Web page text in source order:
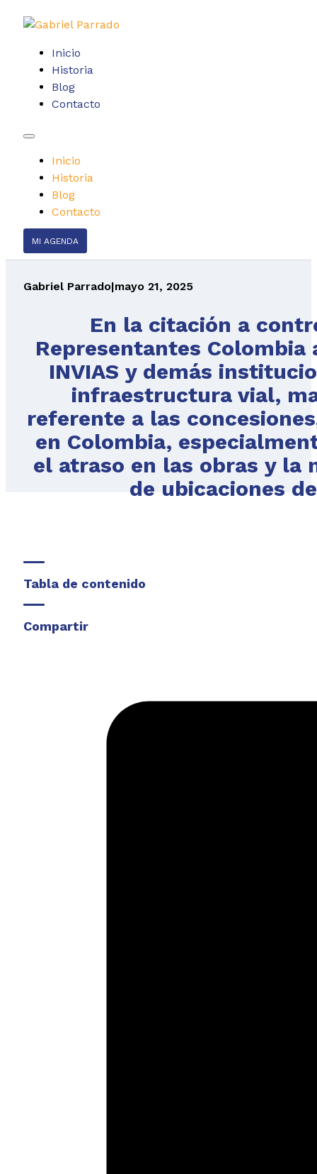
Inicio
Historia
Blog
Contacto
Inicio
Historia
Blog
Contacto
MI AGENDA
Gabriel Parrado|mayo 21, 2025
En la citación a
Representantes
INVIAS y demás
infraestructura vial,
referente a las
en Colombia,
el atraso en las obras y la
de ubicaciones
Tabla de contenido
Compartir